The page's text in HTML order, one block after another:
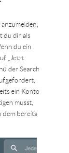
du dir als
du ein
„Jetzt
der Search
ein Konto
musst,
dem bereits